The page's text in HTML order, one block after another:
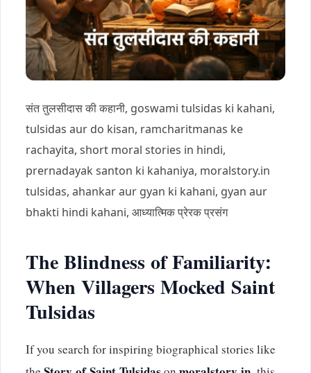
संत तुलसीदास की कहानी, goswami tulsidas ki kahani,
tulsidas aur do kisan, ramcharitmanas ke
rachayita, short moral stories in hindi,
prernadayak santon ki kahaniya, moralstory.in
tulsidas, ahankar aur gyan ki kahani, gyan aur
bhakti hindi kahani, आध्यात्मिक प्रेरक प्रसंग
The Blindness of Familiarity:
When Villagers Mocked Saint
Tulsidas
If you search for inspiring biographical stories like